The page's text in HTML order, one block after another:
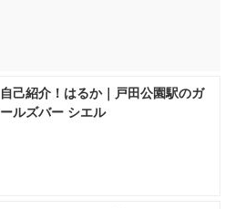
自己紹介！はるか｜戸田公園駅のガ
ールズバー シエル